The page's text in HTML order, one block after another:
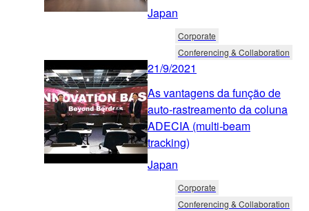
Japan
Corporate
Conferencing & Collaboration
21/9/2021
As vantagens da função de
auto-rastreamento da coluna
ADECIA (multi-beam
tracking)
Japan
Corporate
Conferencing & Collaboration